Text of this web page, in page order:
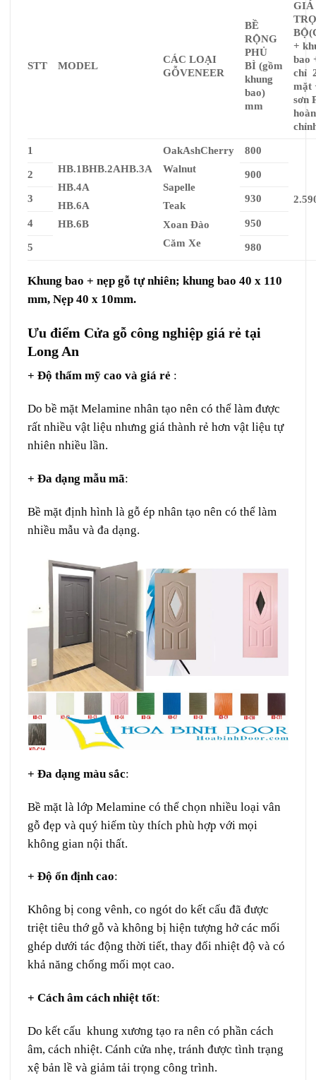
STT MODEL
CÁC LOẠI
GỖVENEER
BỀ
RỘNG
PHỦ
BÌ (gồm
khung
bao)
mm
GIÁ
BỘ
+
bao
chỉ
mặt
sơn
hoàn
1
HB.1BHB.2AHB.3A
HB.4A
HB.6A
HB.6B
OakAshCherry
Walnut
Sapelle
Teak
Xoan Đào
Căm Xe
800
2 900
3 930
4 950
5 980
Khung bao + nẹp gỗ tự nhiên; khung bao 40 x 110
mm, Nẹp 40 x 10mm.
Ưu điểm Cửa gỗ công nghiệp giá rẻ tại
Long An
+ Độ thẩm mỹ cao và giá rẻ :
Do bề mặt Melamine nhân tạo nên có thể làm được
rất nhiều vật liệu nhưng giá thành rẻ hơn vật liệu tự
nhiên nhiều lần.
+ Đa dạng mẫu mã:
Bề mặt định hình là gỗ ép nhân tạo nên có thể làm
nhiều mẫu và đa dạng.
+ Đa dạng màu sắc:
Bề mặt là lớp Melamine có thể chọn nhiều loại vân
gỗ đẹp và quý hiếm tùy thích phù hợp với mọi
không gian nội thất.
+ Độ ổn định cao:
Không bị cong vênh, co ngót do kết cấu đã được
triệt tiêu thớ gỗ và không bị hiện tượng hở các mối
ghép dưới tác động thời tiết, thay đổi nhiệt độ và có
khả năng chống mối mọt cao.
+ Cách âm cách nhiệt tốt:
Do kết cấu khung xương tạo ra nên có phần cách
âm, cách nhiệt. Cánh cửa nhẹ, tránh được tình trạng
xệ bản lề và giảm tải trọng công trình.